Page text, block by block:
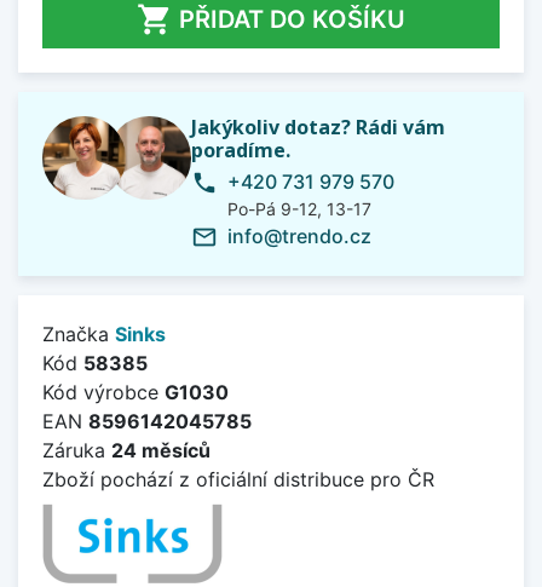
 PŘIDAT DO KOŠÍKU
Jakýkoliv dotaz? Rádi vám
poradíme.
phone +420 731 979 570
Po-Pá 9-12, 13-17
mail_outline info@trendo.cz
Značka Sinks
Kód 58385
Kód výrobce G1030
EAN 8596142045785
Záruka 24 měsíců
Zboží pochází z oficiální distribuce pro ČR